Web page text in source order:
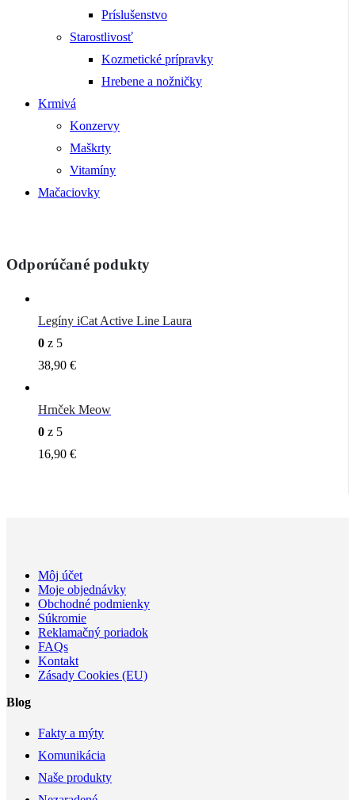
Príslušenstvo
Starostlivosť
Kozmetické prípravky
Hrebene a nožničky
Krmivá
Konzervy
Maškrty
Vitamíny
Mačaciovky
Odporúčané podukty
Legíny iCat Active Line Laura
0 z 5
38,90 €
Hrnček Meow
0 z 5
16,90 €
Môj účet
Moje objednávky
Obchodné podmienky
Súkromie
Reklamačný poriadok
FAQs
Kontakt
Zásady Cookies (EU)
Blog
Fakty a mýty
Komunikácia
Naše produkty